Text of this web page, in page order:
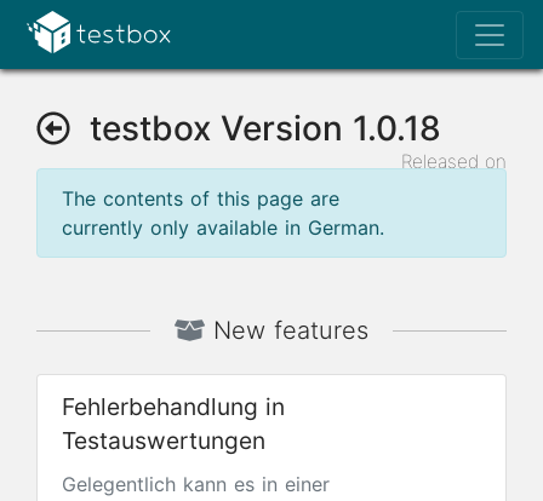
testbox Version 1.0.18
Released on
The contents of this page are
currently only available in German.
New features
Fehlerbehandlung in
Testauswertungen
Gelegentlich kann es in einer